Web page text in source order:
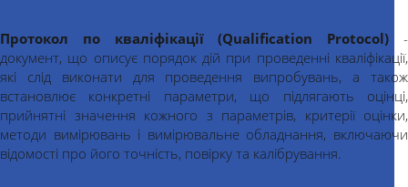
Протокол по кваліфікації (Qualification Protocol) -
документ, що описує порядок дій при проведенні кваліфікації,
які слід виконати для проведення випробувань, а також
встановлює конкретні параметри, що підлягають оцінці,
прийнятні значення кожного з параметрів, критерії оцінки,
методи вимірювань і вимірювальне обладнання, включаючи
відомості про його точність, повірку та калібрування.